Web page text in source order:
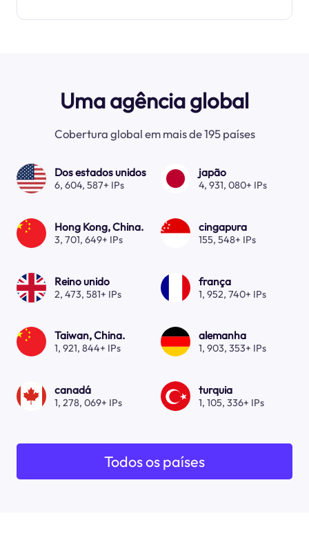
Uma agência global
Cobertura global em mais de 195 países
Dos estados unidos
6, 604, 587+ IPs
japão
4, 931, 080+ IPs
Hong Kong, China.
3, 701, 649+ IPs
cingapura
155, 548+ IPs
Reino unido
2, 473, 581+ IPs
frança
1, 952, 740+ IPs
Taiwan, China.
1, 921, 844+ IPs
alemanha
1, 903, 353+ IPs
canadá
1, 278, 069+ IPs
turquia
1, 105, 336+ IPs
Todos os países